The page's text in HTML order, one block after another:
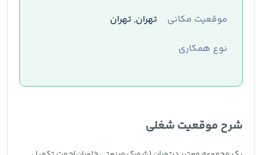
موقعیت مکانی
تهران, تهران
نوع همکاری
شرح موقعیت شغلی